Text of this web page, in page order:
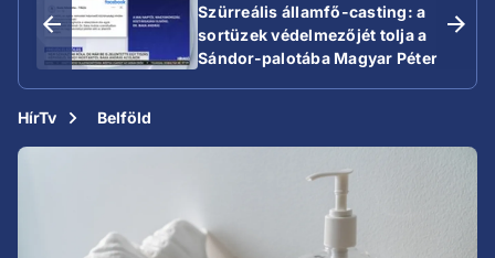
Szürreális államfő-casting: a
sortüzek védelmezőjét tolja a
Sándor-palotába Magyar Péter
HírTv Belföld